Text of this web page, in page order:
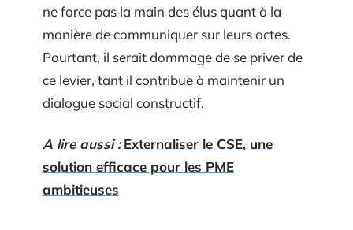
ne force pas la main des élus quant à la
manière de communiquer sur leurs actes.
Pourtant, il serait dommage de se priver de
ce levier, tant il contribue à maintenir un
dialogue social constructif.
A lire aussi : Externaliser le CSE, une
solution efficace pour les PME
ambitieuses